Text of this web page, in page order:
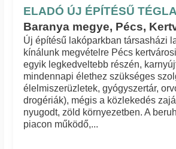
ELADÓ ÚJ ÉPÍTÉSŰ
Baranya megye, Pécs,
Új építésű lakóparkban társasházi
kínálunk megvételre Pécs
egyik legkedveltebb részén,
mindennapi élethez szükséges
élelmiszerüzletek, gyógyszertár,
drogériák), mégis a közlekedés
nyugodt, zöld környezetben. A
piacon működő,...